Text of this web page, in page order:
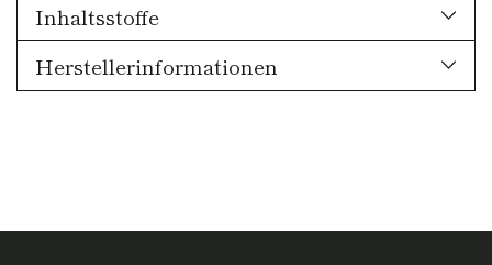
Inhaltsstoffe
Herstellerinformationen